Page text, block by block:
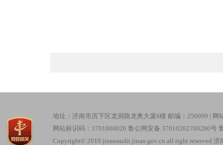
地址：济南市历下区龙洞路龙奥大厦8楼 邮编：250099 | 网
网站标识码：3701000026 鲁公网安备 37010202700260号
Copyright© 2010 jinanaudit.jinan.gov.cn all right reserved